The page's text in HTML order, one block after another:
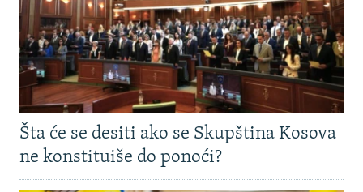
Šta će se desiti ako se Skupština Kosova
ne konstituiše do ponoći?